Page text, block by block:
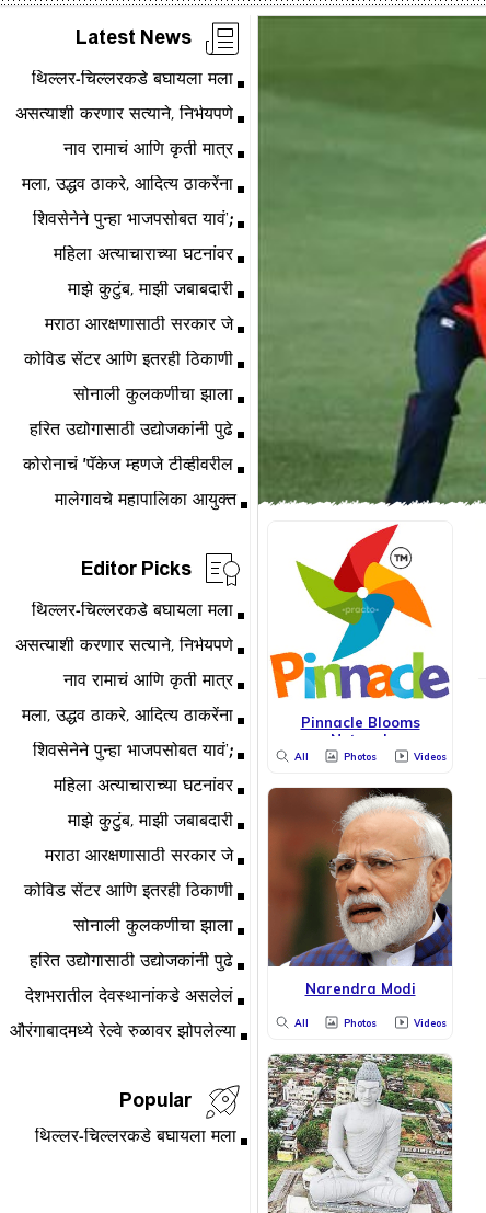
Latest News
Editor Picks
Popular
Pinnacle Blooms
Network
All Photos Videos
Narendra Modi
All Photos Videos